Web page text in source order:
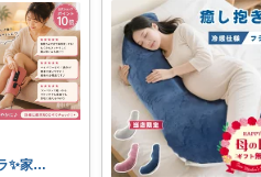
キャピバラ✨家電開発者のオススメROOM